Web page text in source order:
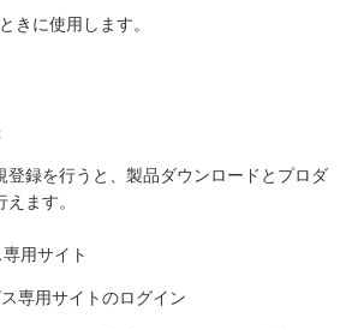
きに使用します。
録を行うと、製品ダウンロードとプロダ
ます。
用サイト
専用サイトのログイン